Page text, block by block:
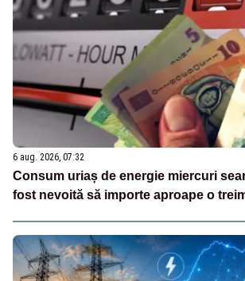
6 aug. 2026, 07:32
Consum uriaș de energie miercuri
fost nevoită să importe aproape o